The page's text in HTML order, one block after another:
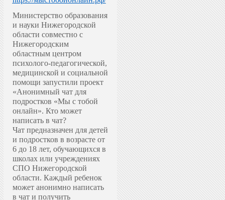
Министерство образования
и науки Нижегородской
области совместно с
Нижегородским
областным центром
психолого-педагогической,
медицинской и социальной
помощи запустили проект
«Анонимный чат для
подростков «Мы с тобой
онлайн». Кто может
написать в чат?
Чат предназначен для детей
и подростков в возрасте от
6 до 18 лет, обучающихся в
школах или учреждениях
СПО Нижегородской
области. Каждый ребенок
может анонимно написать
в чат и получить